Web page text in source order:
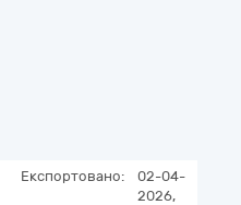
Експортовано:
02-04-
2026,